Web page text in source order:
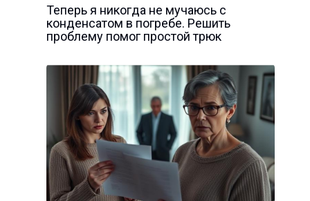
Теперь я никогда не мучаюсь с
конденсатом в погребе. Решить
проблему помог простой трюк